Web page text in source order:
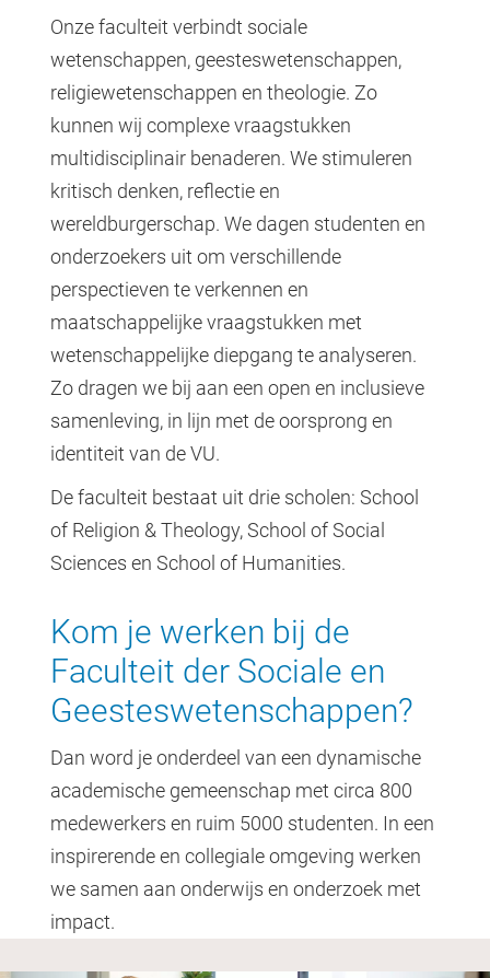
Onze faculteit verbindt sociale
wetenschappen, geesteswetenschappen,
religiewetenschappen en theologie. Zo
kunnen wij complexe vraagstukken
multidisciplinair benaderen. We stimuleren
kritisch denken, reflectie en
wereldburgerschap. We dagen studenten en
onderzoekers uit om verschillende
perspectieven te verkennen en
maatschappelijke vraagstukken met
wetenschappelijke diepgang te analyseren.
Zo dragen we bij aan een open en inclusieve
samenleving, in lijn met de oorsprong en
identiteit van de VU.
De faculteit bestaat uit drie scholen: School
of Religion & Theology, School of Social
Sciences en School of Humanities.
Kom je werken bij de
Faculteit der Sociale en
Geesteswetenschappen?
Dan word je onderdeel van een dynamische
academische gemeenschap met circa 800
medewerkers en ruim 5000 studenten. In een
inspirerende en collegiale omgeving werken
we samen aan onderwijs en onderzoek met
impact.